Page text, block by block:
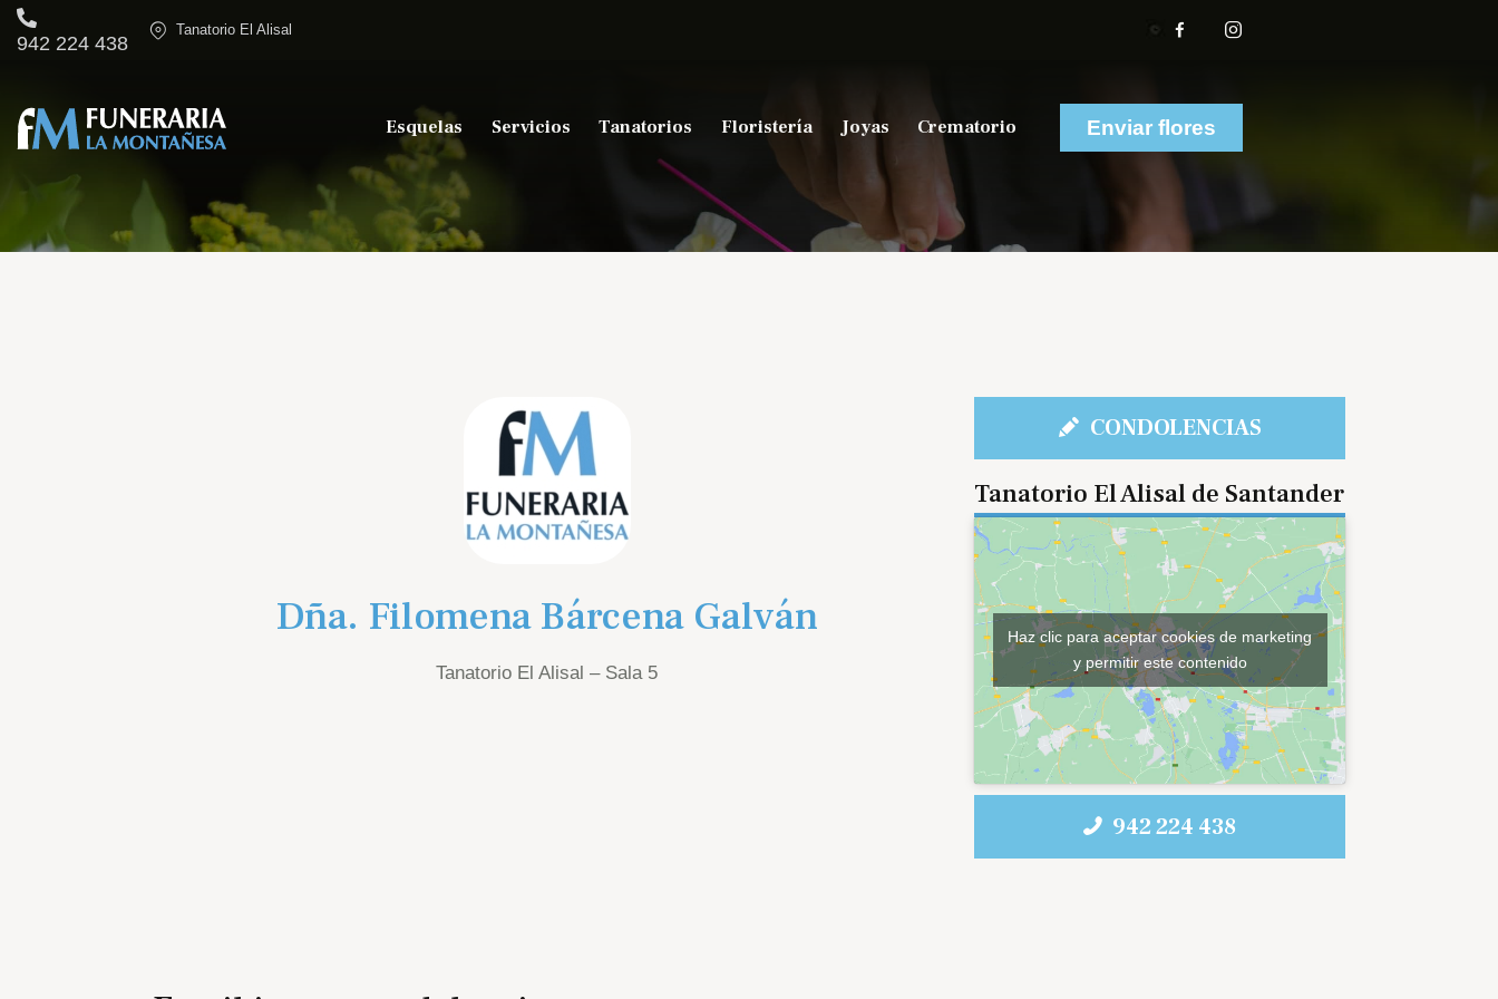
942 224 438
Tanatorio El Alisal
Esquelas Servicios Tanatorios Floristería Joyas Crematorio Enviar flores
Dña. Filomena Bárcena Galván
Tanatorio El Alisal – Sala 5
CONDOLENCIAS
Tanatorio El Alisal de Santander
Haz clic para aceptar cookies de marketing
y permitir este contenido
942 224 438